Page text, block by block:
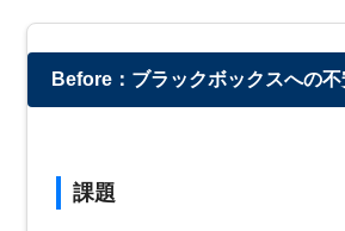
Before：ブラックボックスへの不
課題